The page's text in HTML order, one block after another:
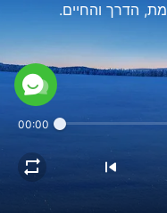
הדרך והחיים.
או לדון בה עמו.
00:00